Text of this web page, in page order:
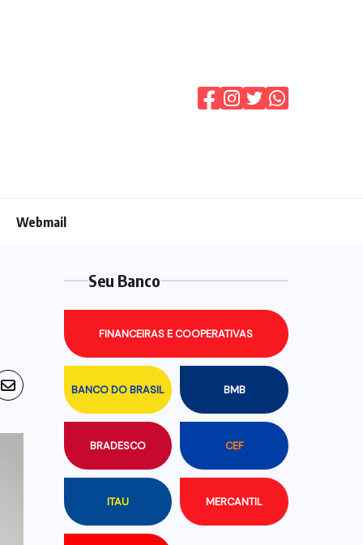
Webmail
Seu Banco
BANCO DO BRASIL BMB
BRADESCO CEF
FINANCEIRAS E COOPERATIVAS
ITAU MERCANTIL